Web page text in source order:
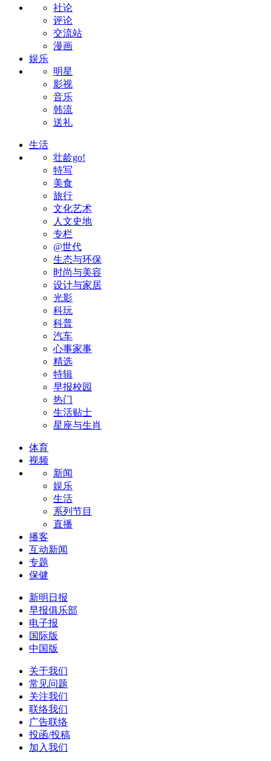
社论
评论
交流站
漫画
娱乐
明星
影视
音乐
韩流
送礼
生活
壮龄go!
特写
美食
旅行
文化艺术
人文史地
专栏
@世代
生态与环保
时尚与美容
设计与家居
光影
科玩
科普
汽车
心事家事
精选
特辑
早报校园
热门
生活贴士
星座与生肖
体育
视频
新闻
娱乐
生活
系列节目
直播
播客
互动新闻
专题
保健
新明日报
早报俱乐部
电子报
国际版
中国版
关于我们
常见问题
关注我们
联络我们
广告联络
投函/投稿
加入我们